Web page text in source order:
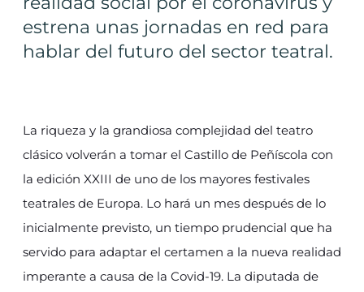
estrena unas jornadas en red para
hablar del futuro del sector teatral.
La riqueza y la grandiosa complejidad del teatro
clásico volverán a tomar el Castillo de Peñíscola con
la edición XXIII de uno de los mayores festivales
teatrales de Europa. Lo hará un mes después de lo
inicialmente previsto, un tiempo prudencial que ha
servido para adaptar el certamen a la nueva realidad
imperante a causa de la Covid-19. La diputada de